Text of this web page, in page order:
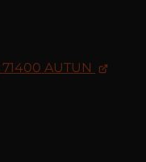
71400 AUTUN